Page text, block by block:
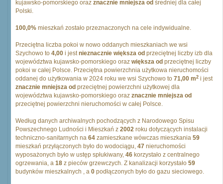
kujawsko-pomorskiego oraz znacznie mniejsza od średniej dla całej
Polski.
100,0% mieszkań zostało przeznaczonych na cele indywidualne.
Przeciętna liczba pokoi w nowo oddanych mieszkaniach we wsi
Szychowo to 4,00 i jestnieznacznie większa od przeciętnej liczby izb dla
województwa kujawsko-pomorskiego oraz większa od przeciętnej liczby
pokoi w całej Polsce. Przeciętna powierzchnia użytkowa nieruchomości
oddanej do użytkowania w 2024 roku we wsi Szychowo to 71,00 m2 i jest
znacznie mniejsza od przeciętnej powierzchni użytkowej dla
województwa kujawsko-pomorskiego oraz znacznie mniejsza od
przeciętnej powierzchni nieruchomości w całej Polsce.
Według danych archiwalnych pochodzących z Narodowego Spisu
Powszechnego Ludności i Mieszkań z 2002 roku dotyczących instalacji
techniczno-sanitarnych na 64 zamieszkane wówczas mieszkania 59
mieszkań przyłączonych było do wodociągu, 47 nieruchomości
wyposażonych było w ustęp spłukiwany, 46 korzystało z centralnego
ogrzewania, a 18 z pieców grzewczych. Z kanalizacji korzystało 59
budynków mieszkalnych , a 0 podłączonych było do gazu sieciowego.